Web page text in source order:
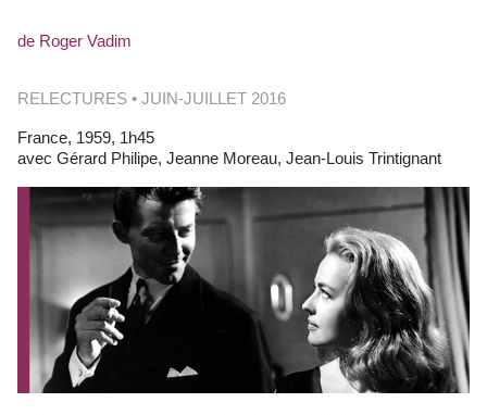
de Roger Vadim
RELECTURES • JUIN-JUILLET 2016
France, 1959, 1h45
avec Gérard Philipe, Jeanne Moreau, Jean-Louis Trintignant